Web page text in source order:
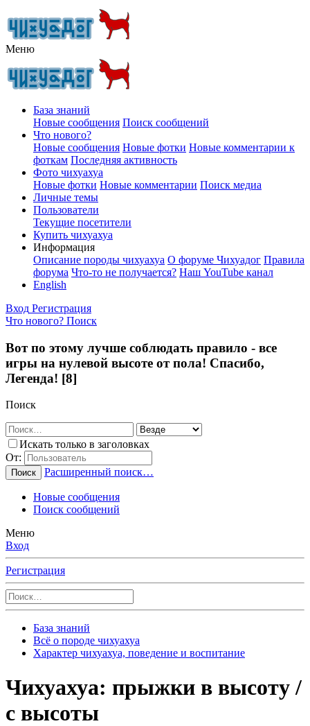
Меню
База знаний
Новые сообщения Поиск сообщений
Что нового?
Новые сообщения Новые фотки Новые комментарии к
фоткам Последняя активность
Фото чихуахуа
Новые фотки Новые комментарии Поиск медиа
Личные темы
Пользователи
Текущие посетители
Купить чихуахуа
Информация
Описание породы чихуахуа О форуме Чихуадог Правила
форума Что-то не получается? Наш YouTube канал
English
Вход Регистрация
Что нового? Поиск
Вот по этому лучше соблюдать правило - все
игры на нулевой высоте от пола! Спасибо,
Легенда! [8]
Поиск
Искать только в заголовках
От:
Поиск Расширенный поиск…
Новые сообщения
Поиск сообщений
Меню
Вход
Регистрация
База знаний
Всё о породе чихуахуа
Характер чихуахуа, поведение и воспитание
Чихуахуа: прыжки в высоту /
с высоты